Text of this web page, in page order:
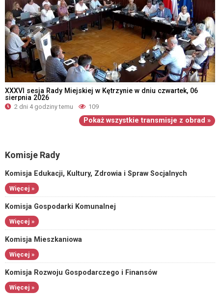
XXXVI sesja Rady Miejskiej w Kętrzynie w dniu czwartek, 06
sierpnia 2026
2 dni 4 godziny temu 109
Pokaż wszystkie transmisje z obrad »
Komisje Rady
Komisja Edukacji, Kultury, Zdrowia i Spraw Socjalnych
Więcej »
Komisja Gospodarki Komunalnej
Więcej »
Komisja Mieszkaniowa
Więcej »
Komisja Rozwoju Gospodarczego i Finansów
Więcej »